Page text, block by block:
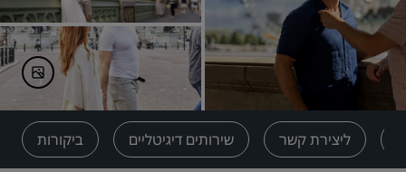
ליצירת קשר שירותים דיגיטליים ביקורות